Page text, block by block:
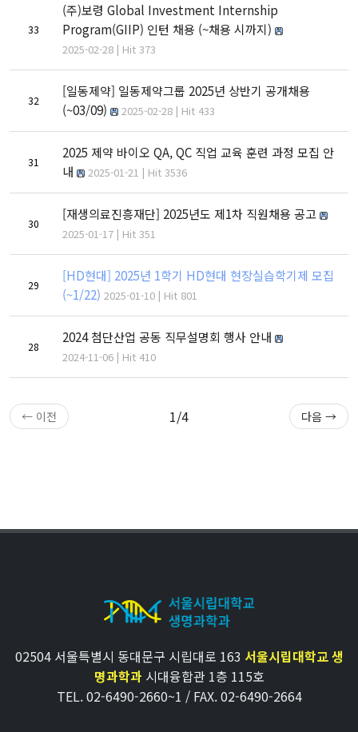
33
(주)보령 Global Investment Internship
Program(GIIP) 인턴 채용 (~채용 시까지)
2025-02-28 | Hit 373
32
[일동제약] 일동제약그룹 2025년 상반기 공개채용
(~03/09)
2025-02-28 | Hit 433
31
2025 제약 바이오 QA, QC 직업 교육 훈련 과정 모집 안
내
2025-01-21 | Hit 3536
30
[재생의료진흥재단] 2025년도 제1차 직원채용 공고
2025-01-17 | Hit 351
29
[HD현대] 2025년 1학기 HD현대 현장실습학기제 모집
(~1/22) 2025-01-10 | Hit 801
28
2024 첨단산업 공동 직무설명회 행사 안내
2024-11-06 | Hit 410
← 이전 1/4 다음 →
02504 서울특별시 동대문구 시립대로 163 서울시립대학교 생
명과학과 시대융합관 1층 115호
TEL. 02-6490-2660~1 / FAX. 02-6490-2664